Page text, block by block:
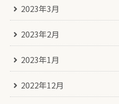
2023年3月
2023年2月
2023年1月
2022年12月